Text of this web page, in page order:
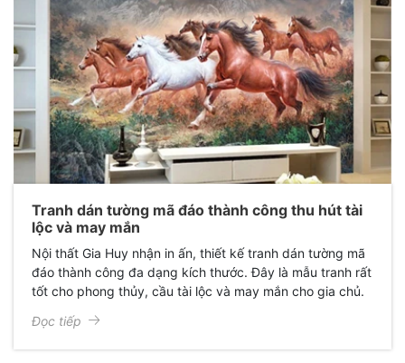
Tranh dán tường mã đáo thành công thu hút tài
lộc và may mắn
Nội thất Gia Huy nhận in ấn, thiết kế tranh dán tường mã
đáo thành công đa dạng kích thước. Đây là mẫu tranh rất
tốt cho phong thủy, cầu tài lộc và may mắn cho gia chủ.
Đọc tiếp